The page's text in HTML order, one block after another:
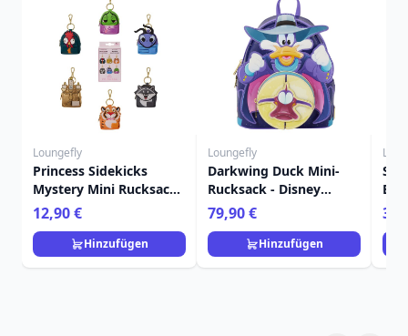
Loungefly
Princess Sidekicks
Mystery Mini Rucksack
Schlüsselanhänger
Charm - Disney
Loungefly
12,90 €
Hinzufügen
Loungefly
Darkwing Duck Mini-
Rucksack - Disney
Loungefly
79,90 €
Hinzufügen